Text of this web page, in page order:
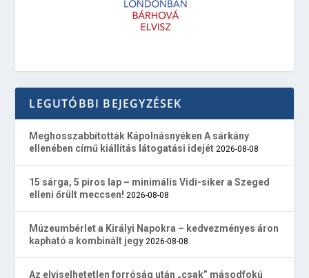
LEGUTÓBBI BEJEGYZÉSEK
Meghosszabbították Kápolnásnyéken A sárkány
ellenében című kiállítás látogatási idejét 2026-08-08
15 sárga, 5 piros lap – minimális Vidi-siker a Szeged
elleni őrült meccsen! 2026-08-08
Múzeumbérlet a Királyi Napokra – kedvezményes áron
kapható a kombinált jegy 2026-08-08
Az elviselhetetlen forróság után „csak” másodfokú